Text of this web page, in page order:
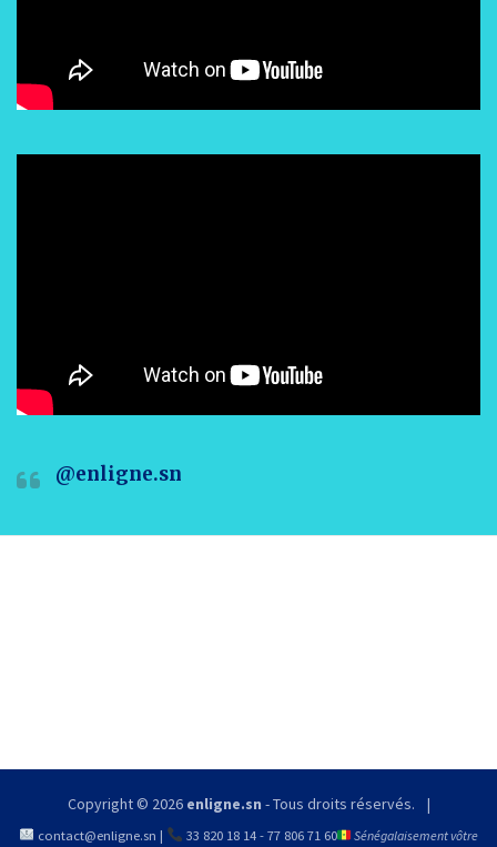
@enligne.sn
Copyright © 2026 enligne.sn - Tous droits réservés.
contact@enligne.sn | 33 820 18 14- 77 806 71 60 Sénégalaisement vôtre